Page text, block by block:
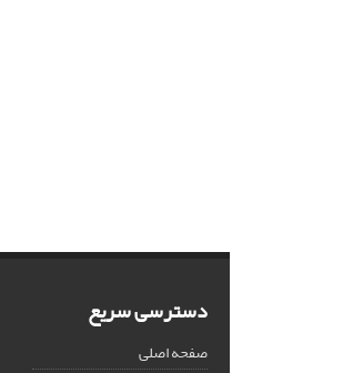
دسترسی سریع
صفحه اصلی